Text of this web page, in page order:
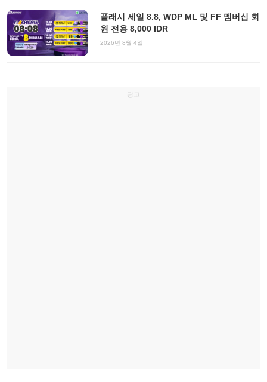
플래시 세일 8.8, WDP ML 및 FF 멤버십 회
원 전용 8,000 IDR
2026년 8월 4일
광고